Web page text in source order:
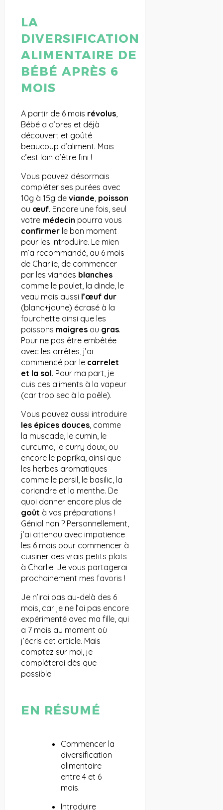
LA
DIVERSIFICATION
ALIMENTAIRE DE
BÉBÉ APRÈS 6
MOIS
A partir de 6 mois révolus,
Bébé a d’ores et déjà
découvert et goûté
beaucoup d’aliment. Mais
c’est loin d’être fini !
Vous pouvez désormais
compléter ses purées avec
10g à 15g de viande, poisson
ou œuf. Encore une fois, seul
votre médecin pourra vous
confirmerle bon moment
pour les introduire. Le mien
m’a recommandé, au 6 mois
de Charlie, de commencer
par les viandes blanches
comme le poulet, la dinde, le
veau mais aussi l’œuf dur
(blanc+jaune) écrasé à la
fourchette ainsi que les
poissons maigresou gras.
Pour ne pas être embêtée
avec les arrêtes, j’ai
commencé par le carrelet
et la sol. Pour ma part, je
cuis ces aliments à la vapeur
(car trop sec à la poêle).
Vous pouvez aussi introduire
les épices douces, comme
la muscade, le cumin, le
curcuma, le curry doux, ou
encore le paprika, ainsi que
les herbes aromatiques
comme le persil, le basilic, la
coriandre et la menthe. De
quoi donner encore plus de
goût à vos préparations !
Génial non ? Personnellement,
j’ai attendu avec impatience
les 6 mois pour commencer à
cuisiner des vrais petits plats
à Charlie. Je vous partagerai
prochainement mes favoris !
Je n’irai pas au-delà des 6
mois, car je ne l’ai pas encore
expérimenté avec ma fille, qui
a 7 mois au moment où
j’écris cet article. Mais
comptez sur moi, je
compléterai dès que
possible !
EN RÉSUMÉ
Commencer la
diversification
alimentaire
entre 4 et 6
mois.
Introduire